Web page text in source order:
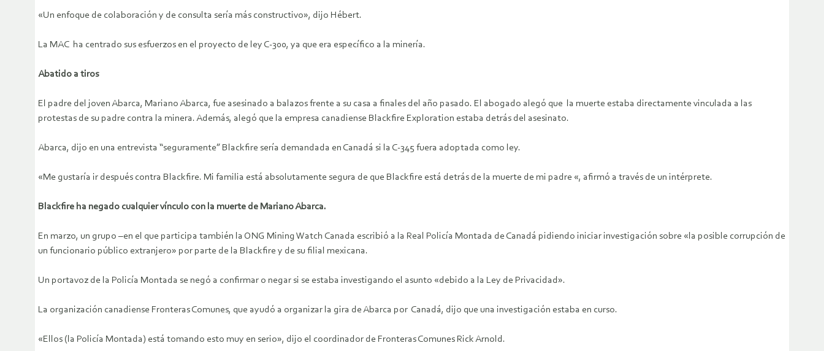
«Un enfoque de colaboración y de consulta sería más constructivo», dijo Hébert.
La MAC ha centrado sus esfuerzos en el proyecto de ley C-300, ya que era específico a la minería.
Abatido a tiros
El padre del joven Abarca, Mariano Abarca, fue asesinado a balazos frente a su casa a finales del año pasado. El abogado alegó que la muerte estaba directamente vinculada a las
protestas de su padre contra la minera. Además, alegó que la empresa canadiense Blackfire Exploration estaba detrás del asesinato.
Abarca, dijo en una entrevista “seguramente” Blackfire sería demandada en Canadá si la C-345 fuera adoptada como ley.
«Me gustaría ir después contra Blackfire. Mi familia está absolutamente segura de que Blackfire está detrás de la muerte de mi padre «, afirmó a través de un intérprete.
Blackfire ha negado cualquier vínculo con la muerte de Mariano Abarca.
En marzo, un grupo –en el que participa también la ONG Mining Watch Canada escribió a la Real Policía Montada de Canadá pidiendo iniciar investigación sobre «la posible corrupción de
un funcionario público extranjero» por parte de la Blackfire y de su filial mexicana.
Un portavoz de la Policía Montada se negó a confirmar o negar si se estaba investigando el asunto «debido a la Ley de Privacidad».
La organización canadiense Fronteras Comunes, que ayudó a organizar la gira de Abarca por Canadá, dijo que una investigación estaba en curso.
«Ellos (la Policía Montada) está tomando esto muy en serio», dijo el coordinador de Fronteras Comunes Rick Arnold.